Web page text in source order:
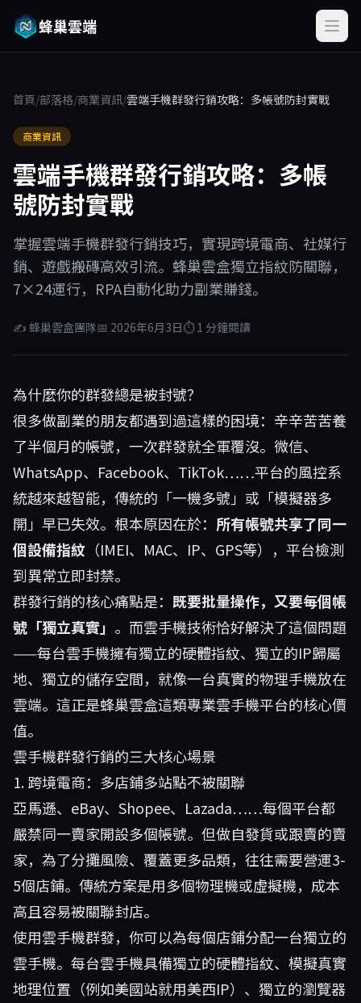
蜂巢雲端
首頁/部落格/商業資訊/雲端手機群發行銷攻略：多帳號防封實戰
商業資訊
雲端手機群發行銷攻略：多帳
號防封實戰
掌握雲端手機群發行銷技巧，實現跨境電商、社媒行
銷、遊戲搬磚高效引流。蜂巢雲盒獨立指紋防關聯，
7×24運行，RPA自動化助力副業賺錢。
✍ 蜂巢雲盒團隊📅 2026年6月3日⏱ 1 分鐘閱讀
為什麼你的群發總是被封號？
很多做副業的朋友都遇到過這樣的困境：辛辛苦苦養
了半個月的帳號，一次群發就全軍覆沒。微信、
WhatsApp、Facebook、TikTok……平台的風控系
統越來越智能，傳統的「一機多號」或「模擬器多
開」早已失效。根本原因在於： 所有帳號共享了同一
個設備指紋 （IMEI、MAC、IP、GPS等），平台檢測
到異常立即封禁。
群發行銷的核心痛點是： 既要批量操作，又要每個帳
號「獨立真實」 。而雲手機技術恰好解決了這個問題
——每台雲手機擁有獨立的硬體指紋、獨立的IP歸屬
地、獨立的儲存空間，就像一台真實的物理手機放在
雲端。這正是蜂巢雲盒這類專業雲手機平台的核心價
值。
雲手機群發行銷的三大核心場景
1. 跨境電商：多店鋪多站點不被關聯
亞馬遜、eBay、Shopee、Lazada……每個平台都
嚴禁同一賣家開設多個帳號。但做自發貨或跟賣的賣
家，為了分攤風險、覆蓋更多品類，往往需要營運3-
5個店鋪。傳統方案是用多個物理機或虛擬機，成本
高且容易被關聯封店。
使用雲手機群發，你可以為每個店鋪分配一台獨立的
雲手機。每台雲手機具備獨立的硬體指紋、模擬真實
地理位置（例如美國站就用美西IP）、獨立的瀏覽器